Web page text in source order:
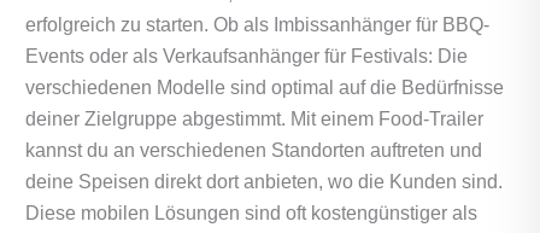
erfolgreich zu starten. Ob als Imbissanhänger für BBQ-
Events oder als Verkaufsanhänger für Festivals: Die
verschiedenen Modelle sind optimal auf die Bedürfnisse
deiner Zielgruppe abgestimmt. Mit einem Food‑Trailer
kannst du an verschiedenen Standorten auftreten und
deine Speisen direkt dort anbieten, wo die Kunden sind.
Diese mobilen Lösungen sind oft kostengünstiger als